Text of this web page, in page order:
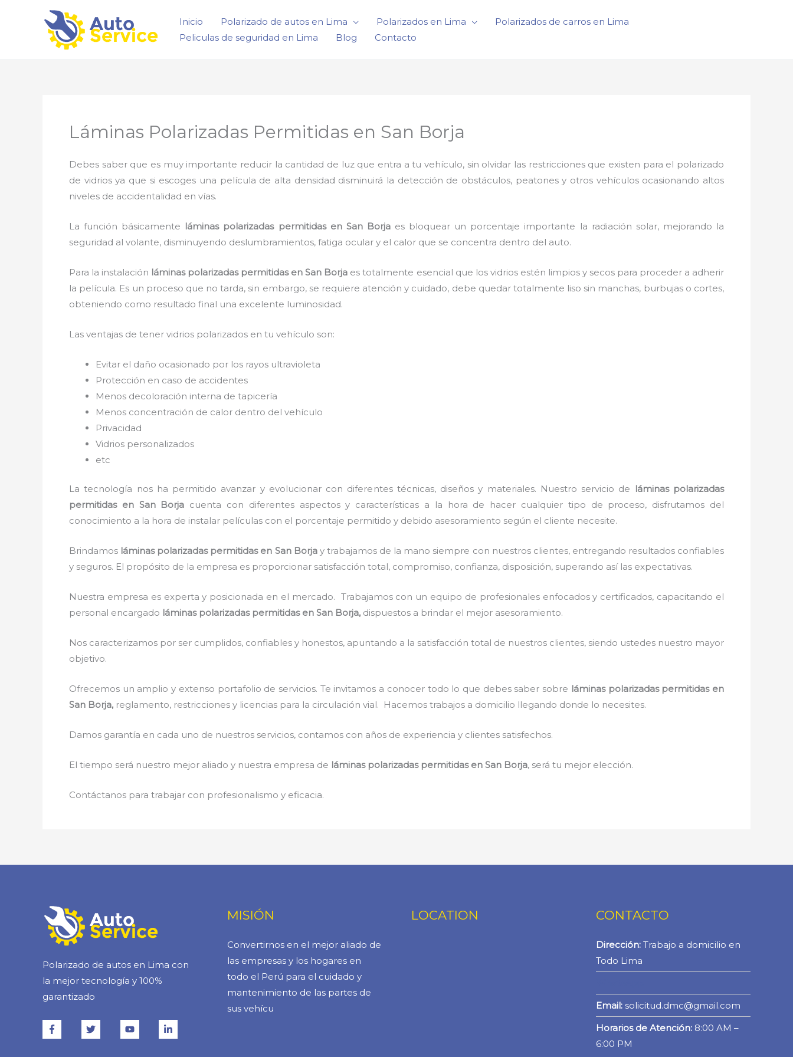
Inicio Polarizado de autos en Lima Polarizados en Lima
Polarizados de carros en Lima
Peliculas de seguridad en Lima
Blog Contacto
Láminas Polarizadas Permitidas en San Borja
Debes saber que es muy importante reducir la cantidad de luz que entra a tu vehículo, sin olvidar las restricciones que existen para el polarizado
de vidrios ya que si escoges una película de alta densidad disminuirá la detección de obstáculos, peatones y otros vehículos ocasionando altos
niveles de accidentalidad en vías.
La función básicamente láminas polarizadas permitidas en San Borja es bloquear un porcentaje importante la radiación solar, mejorando la
seguridad al volante, disminuyendo deslumbramientos, fatiga ocular y el calor que se concentra dentro del auto.
Para la instalación láminas polarizadas permitidasen San Borja es totalmente esencial que los vidrios estén limpios y secos para proceder a adherir
la película. Es un proceso que no tarda, sin embargo, se requiere atención y cuidado, debe quedar totalmente liso sin manchas, burbujas o cortes,
obteniendo como resultado final una excelente luminosidad.
Las ventajas de tener vidrios polarizados en tu vehículo son:
Evitar el daño ocasionado por los rayos ultravioleta
Protección en caso de accidentes
Menos decoloración interna de tapicería
Menos concentración de calor dentro del vehículo
Privacidad
Vidrios personalizados
etc
La tecnología nos ha permitido avanzar y evolucionar con diferentes técnicas, diseños y materiales. Nuestro servicio de láminas polarizadas
permitidasen San Borja cuenta con diferentes aspectos y características a la hora de hacer cualquier tipo de proceso, disfrutamos del
conocimiento a la hora de instalar películas con el porcentaje permitido y debido asesoramiento según el cliente necesite.
Brindamos láminas polarizadas permitidas en San Borja y trabajamos de la mano siempre con nuestros clientes, entregando resultados confiables
y seguros. El propósito de la empresa es proporcionar satisfacción total, compromiso, confianza, disposición, superando así las expectativas.
Nuestra empresa es experta y posicionada en el mercado. Trabajamos con un equipo de profesionales enfocados y certificados, capacitando el
personal encargado láminas polarizadas permitidas en San Borja, dispuestos a brindar el mejor asesoramiento.
Nos caracterizamos por ser cumplidos, confiables y honestos, apuntando a la satisfacción total de nuestros clientes, siendo ustedes nuestro mayor
objetivo.
Ofrecemos un amplio y extenso portafolio de servicios. Te invitamos a conocer todo lo que debes saber sobre láminas polarizadas permitidas en
San Borja, reglamento, restricciones y licencias para la circulación vial. Hacemos trabajos a domicilio llegando donde lo necesites.
Damos garantía en cada uno de nuestros servicios, contamos con años de experiencia y clientes satisfechos.
El tiempo será nuestro mejor aliado y nuestra empresa de láminas polarizadas permitidas en San Borja, será tu mejor elección.
Contáctanos para trabajar con profesionalismo y eficacia.
Polarizado de autos en Lima con
la mejor tecnología y 100%
garantizado
MISIÓN
Convertirnos en el mejor aliado de
las empresas y los hogares en
todo el Perú para el cuidado y
mantenimiento de las partes de
sus vehícu
LOCATION CONTACTO
Dirección:Trabajo a domicilio en
Todo Lima
Email: solicitud.dmc@gmail.com
Horarios de Atención:8:00 AM –
6:00 PM